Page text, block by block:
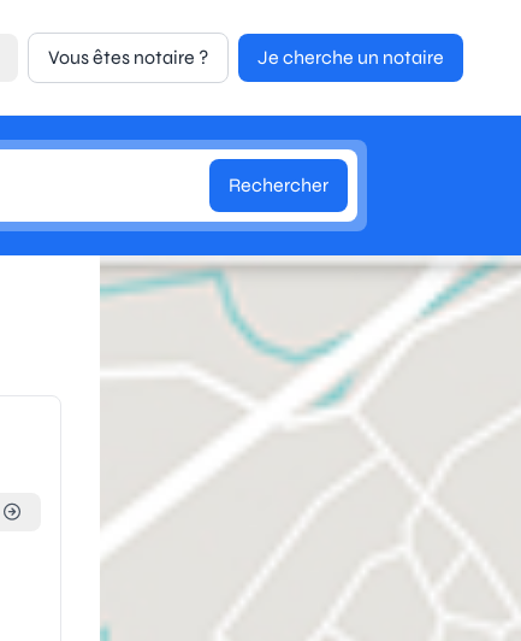
Vous êtes notaire ? Je cherche un notaire
Rechercher